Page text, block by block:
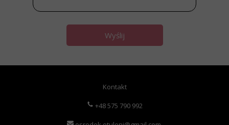
Wyślij
Kontakt
+48 575 790 992